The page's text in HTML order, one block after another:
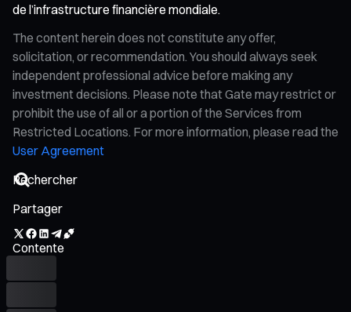
de l’infrastructure financière mondiale.
The content herein does not constitute any offer,
solicitation, or recommendation. You should always seek
independent professional advice before making any
investment decisions. Please note that Gate may restrict or
prohibit the use of all or a portion of the Services from
Restricted Locations. For more information, please read the
User Agreement
Partager
Contente